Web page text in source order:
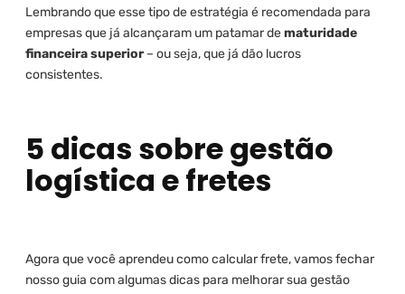
Lembrando que esse tipo de estratégia é recomendada para
empresas que já alcançaram um patamar dematuridade
financeira superior– ou seja, que já dão lucros
consistentes.
5 dicas sobre gestão
logística e fretes
Agora que você aprendeu como calcular frete, vamos fechar
nosso guia com algumas dicas para melhorar sua gestão